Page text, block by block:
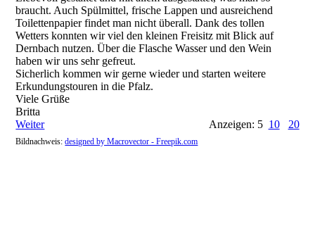
braucht. Auch Spülmittel, frische Lappen und ausreichend
Toilettenpapier findet man nicht überall. Dank des tollen
Wetters konnten wir viel den kleinen Freisitz mit Blick auf
Dernbach nutzen. Über die Flasche Wasser und den Wein
haben wir uns sehr gefreut.
Sicherlich kommen wir gerne wieder und starten weitere
Erkundungstouren in die Pfalz.
Viele Grüße
Britta
Weiter
Anzeigen: 5 10 20
Bildnachweis:designed by Macrovector - Freepik.com